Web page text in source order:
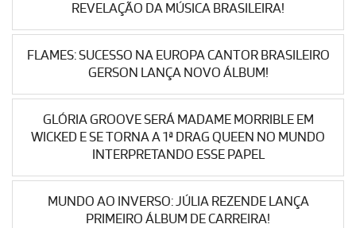
REVELAÇÃO DA MÚSICA BRASILEIRA!
FLAMES: SUCESSO NA EUROPA CANTOR BRASILEIRO
GERSON LANÇA NOVO ÁLBUM!
GLÓRIA GROOVE SERÁ MADAME MORRIBLE EM
WICKED E SE TORNA A 1ª DRAG QUEEN NO MUNDO
INTERPRETANDO ESSE PAPEL
MUNDO AO INVERSO: JÚLIA REZENDE LANÇA
PRIMEIRO ÁLBUM DE CARREIRA!